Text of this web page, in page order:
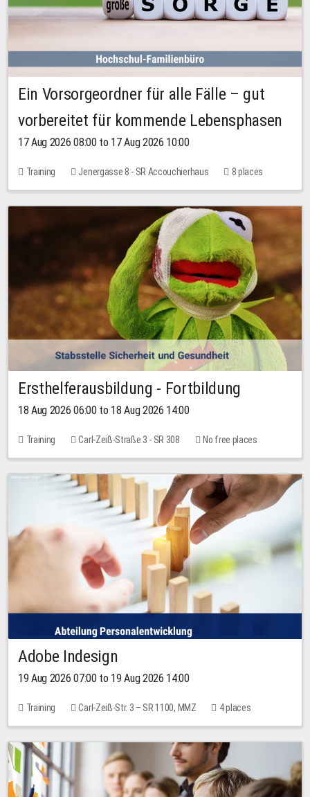
Ein Vorsorgeordner für alle Fälle – gut
vorbereitet für kommende Lebensphasen
17 Aug 2026 08:00 to 17 Aug 2026 10:00
Training Jenergasse 8 - SR Accouchierhaus 8 places
Ersthelferausbildung - Fortbildung
18 Aug 2026 06:00 to 18 Aug 2026 14:00
Training Carl-Zeiß-Straße 3 - SR 308 No free places
Adobe Indesign
19 Aug 2026 07:00 to 19 Aug 2026 14:00
Training Carl-Zeiß-Str. 3 – SR 1100, MMZ 4 places